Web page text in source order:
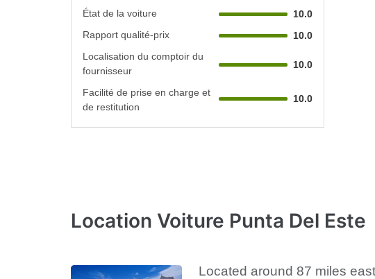
État de la voiture
10.0
Rapport qualité-prix
10.0
Localisation du comptoir du
fournisseur
10.0
Facilité de prise en charge et
de restitution
10.0
Location Voiture Punta Del Este
Located around 87 miles